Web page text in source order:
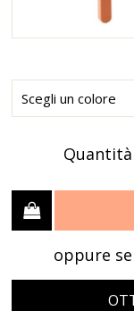
Quantità
oppure